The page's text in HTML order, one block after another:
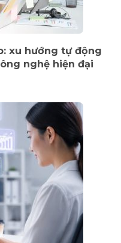
xu hướng tự động
nghệ hiện đại